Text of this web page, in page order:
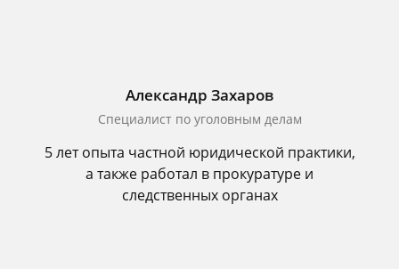
Александр Захаров
Специалист по уголовным делам
5 лет опыта частной юридической практики,
а также работал в прокуратуре и
следственных органах